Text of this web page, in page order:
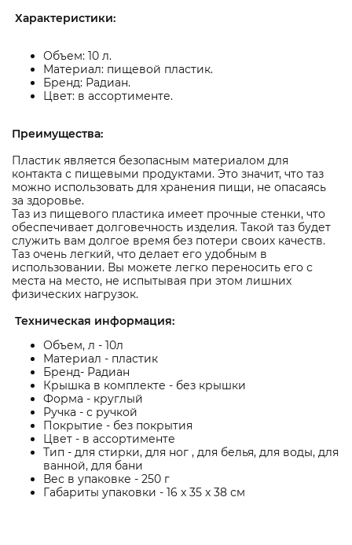
Характеристики:
Объем: 10 л.
Материал: пищевой пластик.
Бренд: Радиан.
Цвет: в ассортименте.
Преимущества:
Пластик является безопасным материалом для
контакта с пищевыми продуктами. Это значит, что таз
можно использовать для хранения пищи, не опасаясь
за здоровье.
Таз из пищевого пластика имеет прочные стенки, что
обеспечивает долговечность изделия. Такой таз будет
служить вам долгое время без потери своих качеств.
Таз очень легкий, что делает его удобным в
использовании. Вы можете легко переносить его с
места на место, не испытывая при этом лишних
физических нагрузок.
Техническая информация:
Объем, л - 10л
Материал - пластик
Бренд- Радиан
Крышка в комплекте - без крышки
Форма - круглый
Ручка - с ручкой
Покрытие - без покрытия
Цвет - в ассортименте
Тип - для стирки, для ног , для белья, для воды, для
ванной, для бани
Вес в упаковке - 250 г
Габариты упаковки - 16 x 35 x 38 см